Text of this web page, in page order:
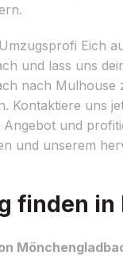
Eich
und lass uns
nach Mulhouse
Kontaktiere uns
Angebot und
und unserem
finden in